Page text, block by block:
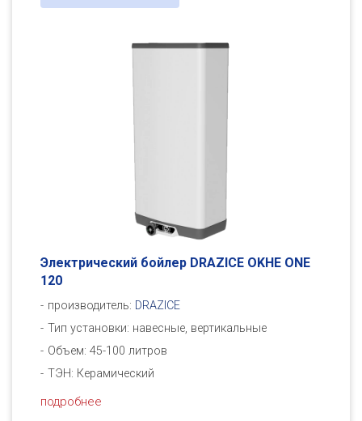
Электрический бойлер DRAZICE OKHE ONE
120
производитель: DRAZICE
Тип установки: навесные, вертикальные
Объем: 45-100 литров
ТЭН: Керамический
подробнее